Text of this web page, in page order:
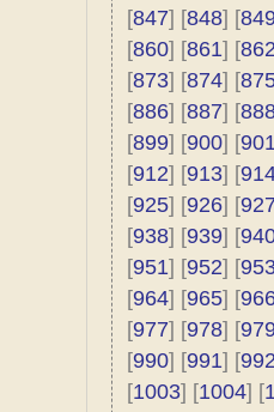
[847] [848] [
[860] [861] [
[873] [874] [
[886] [887] [
[899] [900] [
[912] [913] [
[925] [926] [
[938] [939] [
[951] [952] [
[964] [965] [
[977] [978] [
[990] [991] [
[1003] [1004] [